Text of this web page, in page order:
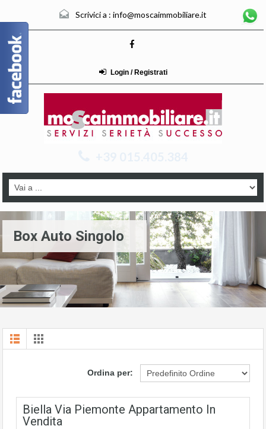
Scrivici a : info@moscaimmobiliare.it
Login / Registrati
Box Auto Singolo
Ordina per:
Biella Via Piemonte Appartamento In
Vendita